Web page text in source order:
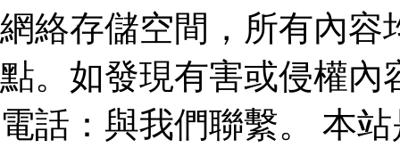
網絡存儲空間，所有內容
點。如發現有害或侵權內
電話：與我們聯繫。 本